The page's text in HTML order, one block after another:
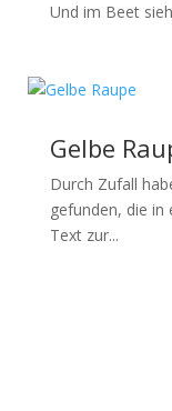
Und im Beet
Gelbe
Durch Zufall
gefunden, die in
Text zur...